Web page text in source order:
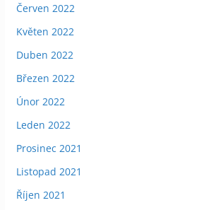
Červen 2022
Květen 2022
Duben 2022
Březen 2022
Únor 2022
Leden 2022
Prosinec 2021
Listopad 2021
Říjen 2021